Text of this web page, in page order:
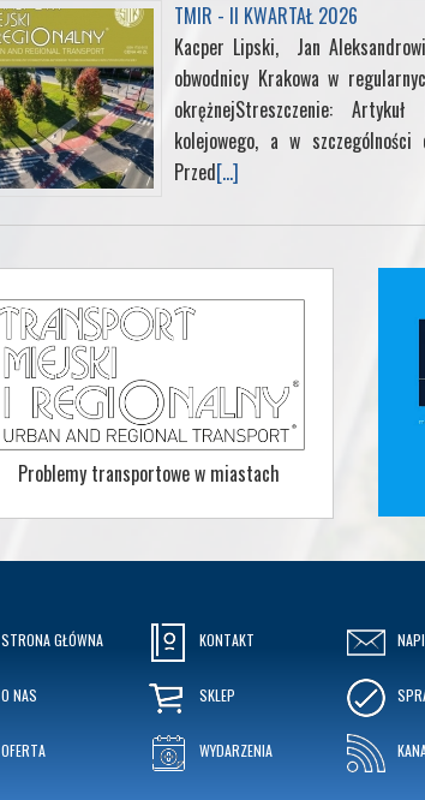
TMIR - II KWARTAŁ 2026
Kacper Lipski, Jan
obwodnicy Krakowa w
okrężnejStreszczenie:
kolejowego, a w
Przed[...]
Problemy transportowe w miastach
STRONA GŁÓWNA
O NAS
OFERTA
KONTAKT
SKLEP
WYDARZENIA